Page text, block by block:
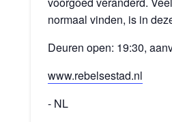
normaal vinden, is in
Deuren open: 19:30,
www.rebelsestad.nl
- NL